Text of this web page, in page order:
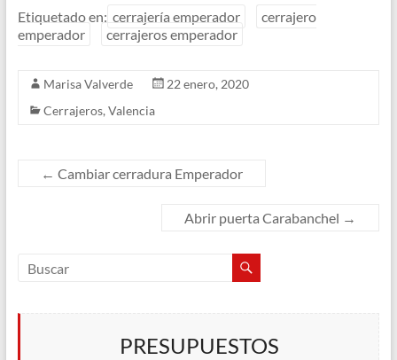
Etiquetado en: cerrajería emperador
cerrajero
emperador
cerrajeros emperador
Marisa Valverde
22 enero, 2020
Cerrajeros,Valencia
← Cambiar cerradura Emperador
Abrir puerta Carabanchel →
PRESUPUESTOS